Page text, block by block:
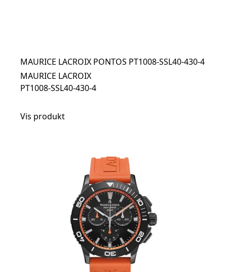
MAURICE LACROIX PONTOS PT1008-SSL40-430-4
MAURICE LACROIX
PT1008-SSL40-430-4
Vis produkt